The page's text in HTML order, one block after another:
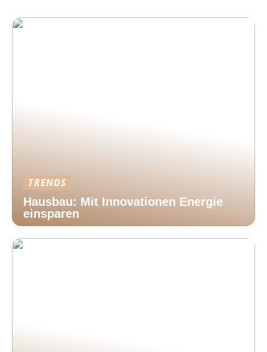
TRENDS
Hausbau: Mit Innovationen Energie
einsparen